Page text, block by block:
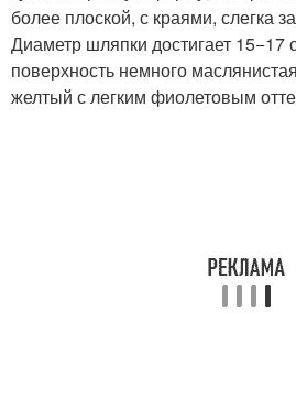
более плоской, с краями, слегка
Диаметр шляпки достигает
поверхность немного
желтый с легким фиолетовым